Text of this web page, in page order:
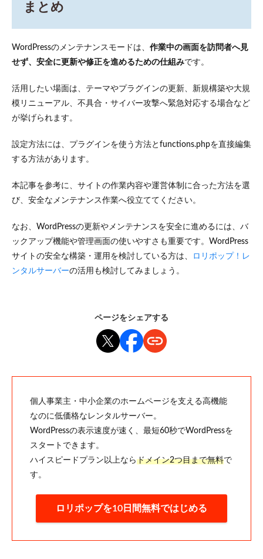
まとめ
WordPressのメンテナンスモードは、 作業中の画面を訪問者へ見
せず、安全に更新や修正を進めるための仕組みです。
活用したい場面は、テーマやプラグインの更新、新規構築や大規
模リニューアル、不具合・サイバー攻撃へ緊急対応する場合など
が挙げられます。
設定方法には、プラグインを使う方法とfunctions.phpを直接編集
する方法があります。
本記事を参考に、サイトの作業内容や運営体制に合った方法を選
び、安全なメンテナンス作業へ役立ててください。
なお、WordPressの更新やメンテナンスを安全に進めるには、バ
ックアップ機能や管理画面の使いやすさも重要です。WordPress
サイトの安全な構築・運用を検討している方は、
ロリポップ！レ
ンタルサーバーの活用も検討してみましょう。
ページをシェアする
個人事業主・中小企業のホームページを支える高機能
なのに低価格なレンタルサーバー。
WordPressの表示速度が速く、最短60秒でWordPressを
スタートできます。
ハイスピードプラン以上ならドメイン2つ目まで無料で
す。
ロリポップを10日間無料ではじめる